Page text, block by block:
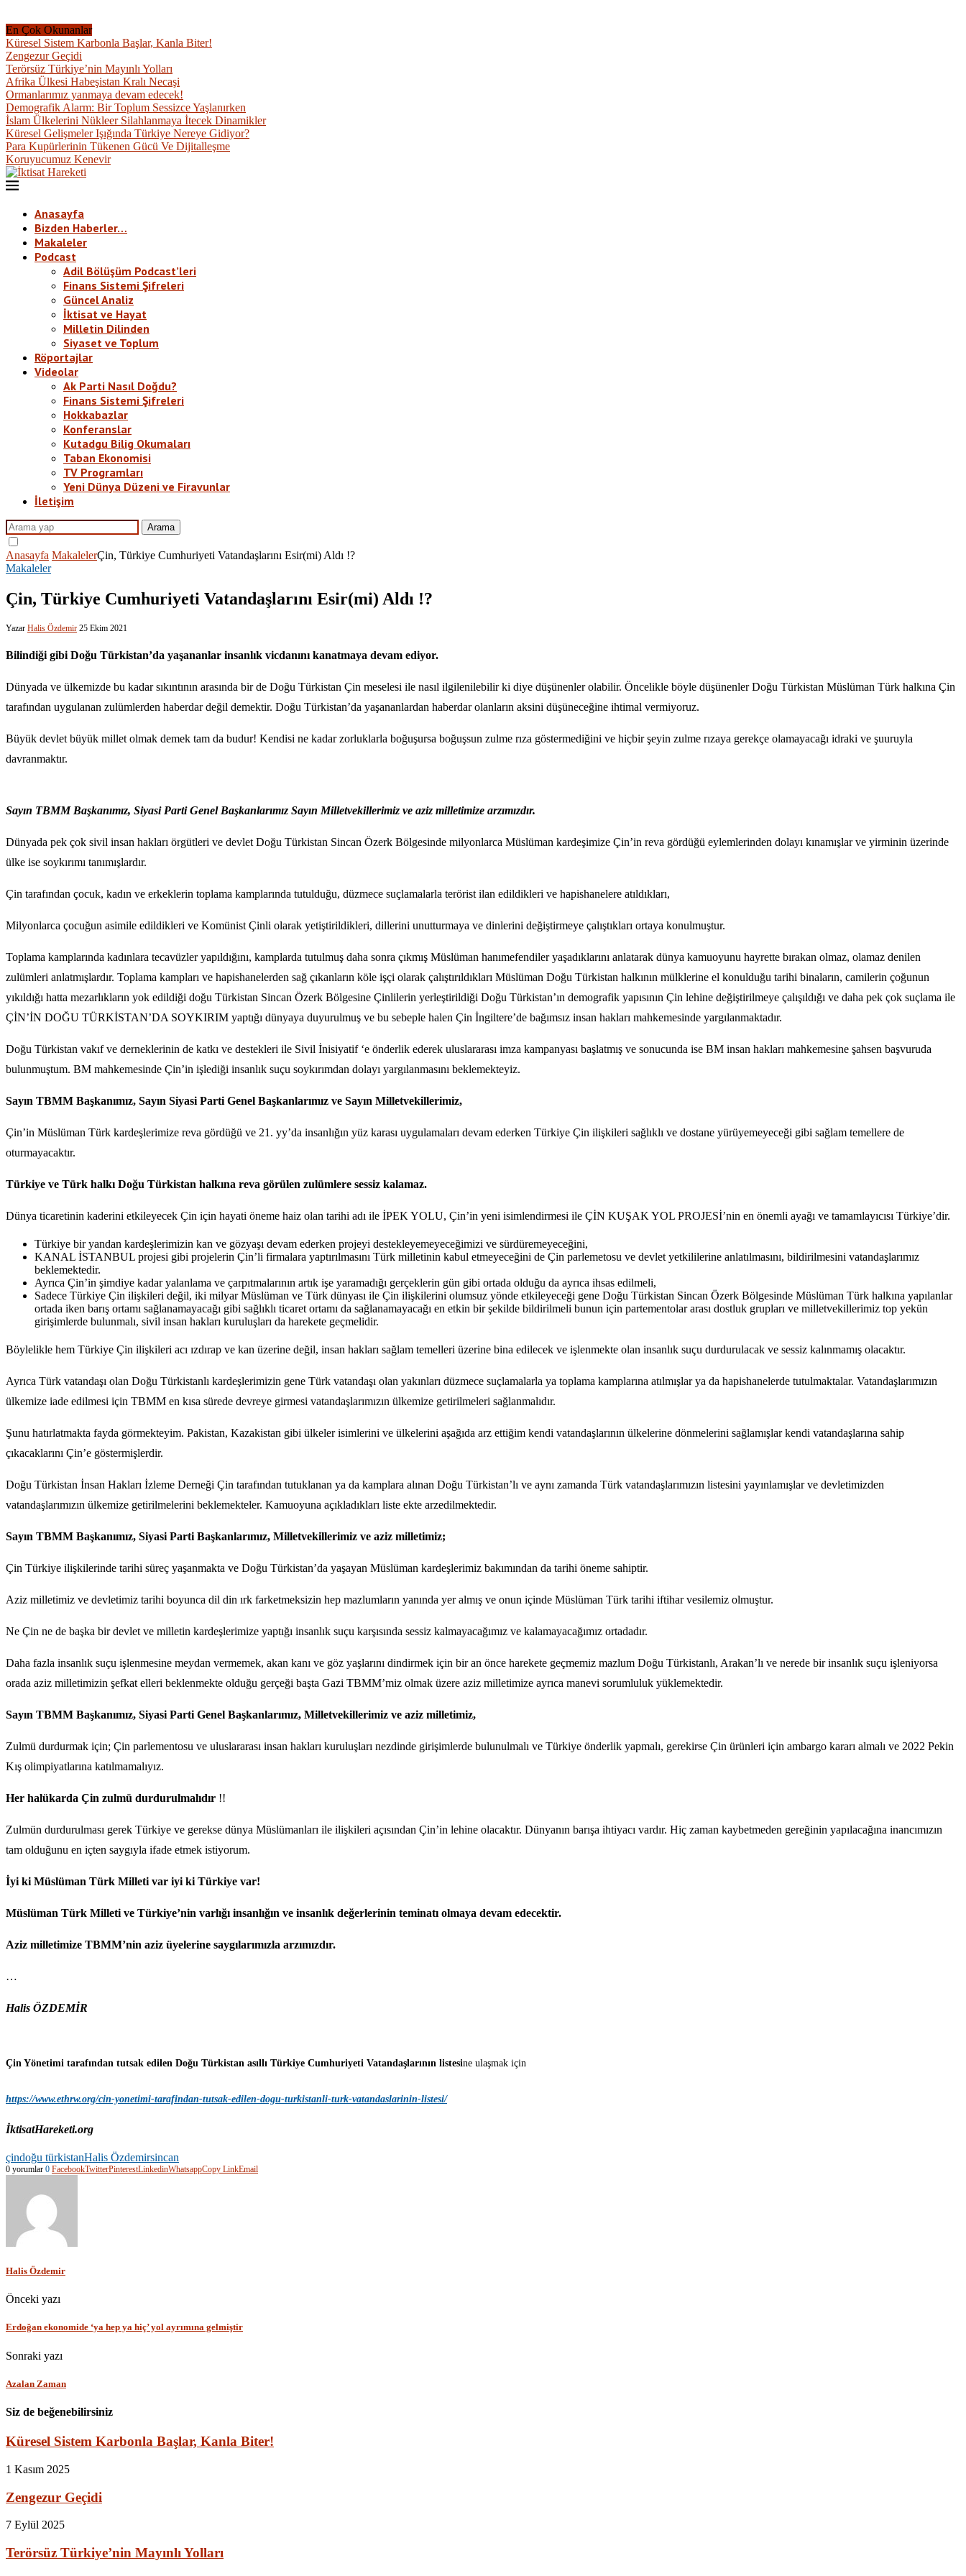
En Çok Okunanlar
Küresel Sistem Karbonla Başlar, Kanla Biter!
Zengezur Geçidi
Terörsüz Türkiye’nin Mayınlı Yolları
Afrika Ülkesi Habeşistan Kralı Necaşi
Ormanlarımız yanmaya devam edecek!
Demografik Alarm: Bir Toplum Sessizce Yaşlanırken
İslam Ülkelerini Nükleer Silahlanmaya İtecek Dinamikler
Küresel Gelişmeler Işığında Türkiye Nereye Gidiyor?
Para Kupürlerinin Tükenen Gücü Ve Dijitalleşme
Koruyucumuz Kenevir
Anasayfa
Bizden Haberler…
Makaleler
Podcast
Adil Bölüşüm Podcast’leri
Finans Sistemi Şifreleri
Güncel Analiz
İktisat ve Hayat
Milletin Dilinden
Siyaset ve Toplum
Röportajlar
Videolar
Ak Parti Nasıl Doğdu?
Finans Sistemi Şifreleri
Hokkabazlar
Konferanslar
Kutadgu Bilig Okumaları
Taban Ekonomisi
TV Programları
Yeni Dünya Düzeni ve Firavunlar
İletişim
Arama
Anasayfa MakalelerÇin, Türkiye Cumhuriyeti Vatandaşlarını Esir(mi) Aldı !?
Makaleler
Çin, Türkiye Cumhuriyeti Vatandaşlarını Esir(mi) Aldı !?
Yazar Halis Özdemir 25 Ekim 2021
Bilindiği gibi Doğu Türkistan’da yaşananlar insanlık vicdanını kanatmaya devam ediyor.
Dünyada ve ülkemizde bu kadar sıkıntının arasında bir de Doğu Türkistan Çin meselesi ile nasıl ilgilenilebilir ki diye düşünenler olabilir. Öncelikle böyle düşünenler Doğu Türkistan Müslüman Türk halkına Çin
tarafından uygulanan zulümlerden haberdar değil demektir. Doğu Türkistan’da yaşananlardan haberdar olanların aksini düşüneceğine ihtimal vermiyoruz.
Büyük devlet büyük millet olmak demek tam da budur! Kendisi ne kadar zorluklarla boğuşursa boğuşsun zulme rıza göstermediğini ve hiçbir şeyin zulme rızaya gerekçe olamayacağı idraki ve şuuruyla
davranmaktır.
Sayın TBMM Başkanımız, Siyasi Parti Genel Başkanlarımız Sayın Milletvekillerimiz ve aziz milletimize arzımızdır.
Dünyada pek çok sivil insan hakları örgütleri ve devlet Doğu Türkistan Sincan Özerk Bölgesinde milyonlarca Müslüman kardeşimize Çin’in reva gördüğü eylemlerinden dolayı kınamışlar ve yirminin üzerinde
ülke ise soykırımı tanımışlardır.
Çin tarafından çocuk, kadın ve erkeklerin toplama kamplarında tutulduğu, düzmece suçlamalarla terörist ilan edildikleri ve hapishanelere atıldıkları,
Milyonlarca çocuğun asimile edildikleri ve Komünist Çinli olarak yetiştirildikleri, dillerini unutturmaya ve dinlerini değiştirmeye çalıştıkları ortaya konulmuştur.
Toplama kamplarında kadınlara tecavüzler yapıldığını, kamplarda tutulmuş daha sonra çıkmış Müslüman hanımefendiler yaşadıklarını anlatarak dünya kamuoyunu hayrette bırakan olmaz, olamaz denilen
zulümleri anlatmışlardır. Toplama kampları ve hapishanelerden sağ çıkanların köle işçi olarak çalıştırıldıkları Müslüman Doğu Türkistan halkının mülklerine el konulduğu tarihi binaların, camilerin çoğunun
yıkıldığı hatta mezarlıkların yok edildiği doğu Türkistan Sincan Özerk Bölgesine Çinlilerin yerleştirildiği Doğu Türkistan’ın demografik yapısının Çin lehine değiştirilmeye çalışıldığı ve daha pek çok suçlama ile
ÇİN’İN DOĞU TÜRKİSTAN’DA SOYKIRIM yaptığı dünyaya duyurulmuş ve bu sebeple halen Çin İngiltere’de bağımsız insan hakları mahkemesinde yargılanmaktadır.
Doğu Türkistan vakıf ve derneklerinin de katkı ve destekleri ile Sivil İnisiyatif ‘e önderlik ederek uluslararası imza kampanyası başlatmış ve sonucunda ise BM insan hakları mahkemesine şahsen başvuruda
bulunmuştum. BM mahkemesinde Çin’in işlediği insanlık suçu soykırımdan dolayı yargılanmasını beklemekteyiz.
Sayın TBMM Başkanımız, Sayın Siyasi Parti Genel Başkanlarımız ve Sayın Milletvekillerimiz,
Çin’in Müslüman Türk kardeşlerimize reva gördüğü ve 21. yy’da insanlığın yüz karası uygulamaları devam ederken Türkiye Çin ilişkileri sağlıklı ve dostane yürüyemeyeceği gibi sağlam temellere de
oturmayacaktır.
Türkiye ve Türk halkı Doğu Türkistan halkına reva görülen zulümlere sessiz kalamaz.
Dünya ticaretinin kaderini etkileyecek Çin için hayati öneme haiz olan tarihi adı ile İPEK YOLU, Çin’in yeni isimlendirmesi ile ÇİN KUŞAK YOL PROJESİ’nin en önemli ayağı ve tamamlayıcısı Türkiye’dir.
Türkiye bir yandan kardeşlerimizin kan ve gözyaşı devam ederken projeyi destekleyemeyeceğimizi ve sürdüremeyeceğini,
KANAL İSTANBUL projesi gibi projelerin Çin’li firmalara yaptırılmasını Türk milletinin kabul etmeyeceğini de Çin parlemetosu ve devlet yetkililerine anlatılmasını, bildirilmesini vatandaşlarımız
beklemektedir.
Ayrıca Çin’in şimdiye kadar yalanlama ve çarpıtmalarının artık işe yaramadığı gerçeklerin gün gibi ortada olduğu da ayrıca ihsas edilmeli,
Sadece Türkiye Çin ilişkileri değil, iki milyar Müslüman ve Türk dünyası ile Çin ilişkilerini olumsuz yönde etkileyeceği gene Doğu Türkistan Sincan Özerk Bölgesinde Müslüman Türk halkına yapılanlar
ortada iken barış ortamı sağlanamayacağı gibi sağlıklı ticaret ortamı da sağlanamayacağı en etkin bir şekilde bildirilmeli bunun için partementolar arası dostluk grupları ve milletvekillerimiz top yekün
girişimlerde bulunmalı, sivil insan hakları kuruluşları da harekete geçmelidir.
Böylelikle hem Türkiye Çin ilişkileri acı ızdırap ve kan üzerine değil, insan hakları sağlam temelleri üzerine bina edilecek ve işlenmekte olan insanlık suçu durdurulacak ve sessiz kalınmamış olacaktır.
Ayrıca Türk vatandaşı olan Doğu Türkistanlı kardeşlerimizin gene Türk vatandaşı olan yakınları düzmece suçlamalarla ya toplama kamplarına atılmışlar ya da hapishanelerde tutulmaktalar. Vatandaşlarımızın
ülkemize iade edilmesi için TBMM en kısa sürede devreye girmesi vatandaşlarımızın ülkemize getirilmeleri sağlanmalıdır.
Şunu hatırlatmakta fayda görmekteyim. Pakistan, Kazakistan gibi ülkeler isimlerini ve ülkelerini aşağıda arz ettiğim kendi vatandaşlarının ülkelerine dönmelerini sağlamışlar kendi vatandaşlarına sahip
çıkacaklarını Çin’e göstermişlerdir.
Doğu Türkistan İnsan Hakları İzleme Derneği Çin tarafından tutuklanan ya da kamplara alınan Doğu Türkistan’lı ve aynı zamanda Türk vatandaşlarımızın listesini yayınlamışlar ve devletimizden
vatandaşlarımızın ülkemize getirilmelerini beklemekteler. Kamuoyuna açıkladıkları liste ekte arzedilmektedir.
Sayın TBMM Başkanımız, Siyasi Parti Başkanlarımız, Milletvekillerimiz ve aziz milletimiz;
Çin Türkiye ilişkilerinde tarihi süreç yaşanmakta ve Doğu Türkistan’da yaşayan Müslüman kardeşlerimiz bakımından da tarihi öneme sahiptir.
Aziz milletimiz ve devletimiz tarihi boyunca dil din ırk farketmeksizin hep mazlumların yanında yer almış ve onun içinde Müslüman Türk tarihi iftihar vesilemiz olmuştur.
Ne Çin ne de başka bir devlet ve milletin kardeşlerimize yaptığı insanlık suçu karşısında sessiz kalmayacağımız ve kalamayacağımız ortadadır.
Daha fazla insanlık suçu işlenmesine meydan vermemek, akan kanı ve göz yaşlarını dindirmek için bir an önce harekete geçmemiz mazlum Doğu Türkistanlı, Arakan’lı ve nerede bir insanlık suçu işleniyorsa
orada aziz milletimizin şefkat elleri beklenmekte olduğu gerçeği başta Gazi TBMM’miz olmak üzere aziz milletimize ayrıca manevi sorumluluk yüklemektedir.
Sayın TBMM Başkanımız, Siyasi Parti Genel Başkanlarımız, Milletvekillerimiz ve aziz milletimiz,
Zulmü durdurmak için; Çin parlementosu ve uluslararası insan hakları kuruluşları nezdinde girişimlerde bulunulmalı ve Türkiye önderlik yapmalı, gerekirse Çin ürünleri için ambargo kararı almalı ve 2022 Pekin
Kış olimpiyatlarına katılmamalıyız.
Her halükarda Çin zulmü durdurulmalıdır !!
Zulmün durdurulması gerek Türkiye ve gerekse dünya Müslümanları ile ilişkileri açısından Çin’in lehine olacaktır. Dünyanın barışa ihtiyacı vardır. Hiç zaman kaybetmeden gereğinin yapılacağına inancımızın
tam olduğunu en içten saygıyla ifade etmek istiyorum.
İyi ki Müslüman Türk Milleti var iyi ki Türkiye var!
Müslüman Türk Milleti ve Türkiye’nin varlığı insanlığın ve insanlık değerlerinin teminatı olmaya devam edecektir.
Aziz milletimize TBMM’nin aziz üyelerine saygılarımızla arzımızdır.
…
Halis ÖZDEMİR
Çin Yönetimi tarafından tutsak edilen Doğu Türkistan asıllı Türkiye Cumhuriyeti Vatandaşlarının listesine ulaşmak için
https://www.ethrw.org/cin-yonetimi-tarafindan-tutsak-edilen-dogu-turkistanli-turk-vatandaslarinin-listesi/
İktisatHareketi.org
çindoğu türkistanHalis Özdemirsincan
0 yorumlar 0 FacebookTwitterPinterestLinkedinWhatsappCopy LinkEmail
Halis Özdemir
Önceki yazı
Erdoğan ekonomide ‘ya hep ya hiç’ yol ayrımına gelmiştir
Sonraki yazı
Azalan Zaman
Siz de beğenebilirsiniz
Küresel Sistem Karbonla Başlar, Kanla Biter!
1 Kasım 2025
Zengezur Geçidi
7 Eylül 2025
Terörsüz Türkiye’nin Mayınlı Yolları